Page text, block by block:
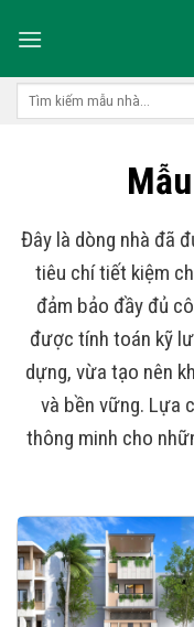
Tìm
Đây là dòng nhà đã
tiêu chí tiết kiệm
đảm bảo đầy đủ
được tính toán kỹ
dựng, vừa tạo nên
và bền vững. Lựa
thông minh cho